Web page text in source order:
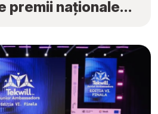
premii naționale